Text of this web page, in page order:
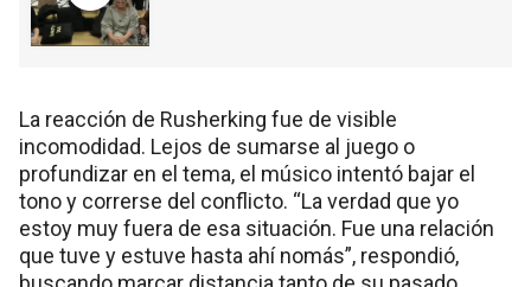
La reacción de Rusherking fue de visible
incomodidad. Lejos de sumarse al juego o
profundizar en el tema, el músico intentó bajar el
tono y correrse del conflicto. “La verdad que yo
estoy muy fuera de esa situación. Fue una relación
que tuve y estuve hasta ahí nomás”, respondió,